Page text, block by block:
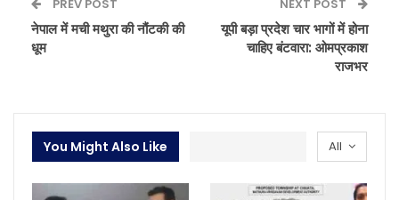
PREV POST
नेपाल में मची मथुरा की नौंटकी की
धूम
NEXT POST
यूपी बड़ा प्रदेश चार भागों में होना
चाहिए बंटवारा: ओमप्रकाश
राजभर
All
You Might Also Like